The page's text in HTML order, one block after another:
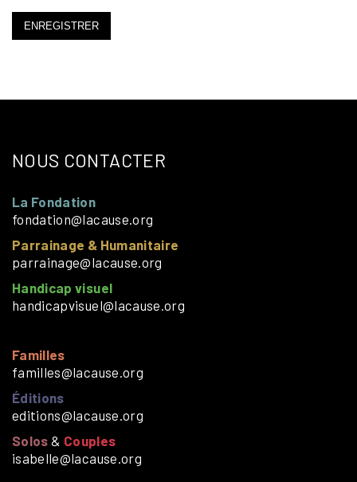
ENREGISTRER
NOUS CONTACTER
La Fondation
fondation@lacause.org
Parrainage & Humanitaire
parrainage@lacause.org
Handicap visuel
handicapvisuel@lacause.org
Familles
familles@lacause.org
Éditions
editions@lacause.org
Solos & Couples
isabelle@lacause.org